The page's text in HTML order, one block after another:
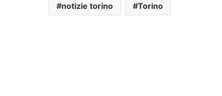
notizie torino Torino